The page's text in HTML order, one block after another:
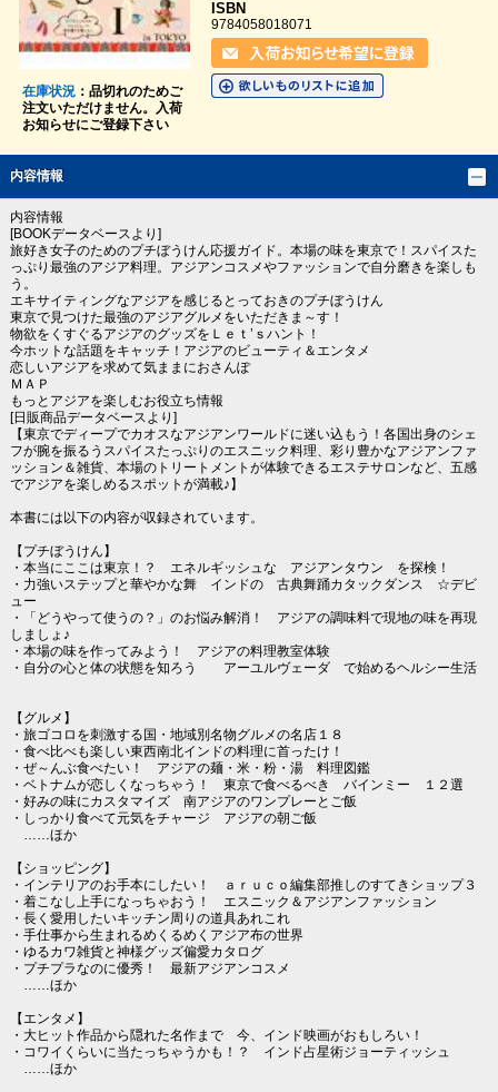
在庫状況：品切れのためご
注文いただけません。入荷
お知らせにご登録下さい
ISBN
9784058018071
内容情報
内容情報
[BOOKデータベースより]
旅好き女子のためのプチぼうけん応援ガイド。本場の味を東京で！スパイスた
っぷり最強のアジア料理。アジアンコスメやファッションで自分磨きを楽しも
う。
エキサイティングなアジアを感じるとっておきのプチぼうけん
東京で見つけた最強のアジアグルメをいただきま～す！
物欲をくすぐるアジアのグッズをＬｅｔ’ｓハント！
今ホットな話題をキャッチ！アジアのビューティ＆エンタメ
恋しいアジアを求めて気ままにおさんぽ
ＭＡＰ
もっとアジアを楽しむお役立ち情報
[日販商品データベースより]
【東京でディープでカオスなアジアンワールドに迷い込もう！各国出身のシェ
フが腕を振るうスパイスたっぷりのエスニック料理、彩り豊かなアジアンファ
ッション＆雑貨、本場のトリートメントが体験できるエステサロンなど、五感
でアジアを楽しめるスポットが満載♪】
本書には以下の内容が収録されています。
【プチぼうけん】
・本当にここは東京！？ エネルギッシュな アジアンタウン を探検！
・力強いステップと華やかな舞 インドの 古典舞踊カタックダンス ☆デビ
ュー
・「どうやって使うの？」のお悩み解消！ アジアの調味料で現地の味を再現
しましょ♪
・本場の味を作ってみよう！ アジアの料理教室体験
・自分の心と体の状態を知ろう アーユルヴェーダ で始めるヘルシー生活
【グルメ】
・旅ゴコロを刺激する国・地域別名物グルメの名店１８
・食べ比べも楽しい東西南北インドの料理に首ったけ！
・ぜ～んぶ食べたい！ アジアの麺・米・粉・湯 料理図鑑
・ベトナムが恋しくなっちゃう！ 東京で食べるべき バインミー １２選
・好みの味にカスタマイズ 南アジアのワンプレーとご飯
・しっかり食べて元気をチャージ アジアの朝ご飯
……ほか
【ショッピング】
・インテリアのお手本にしたい！ ａｒｕｃｏ編集部推しのすてきショップ３
・着こなし上手になっちゃおう！ エスニック＆アジアンファッション
・長く愛用したいキッチン周りの道具あれこれ
・手仕事から生まれるめくるめくアジア布の世界
・ゆるカワ雑貨と神様グッズ偏愛カタログ
・プチプラなのに優秀！ 最新アジアンコスメ
……ほか
【エンタメ】
・大ヒット作品から隠れた名作まで 今、インド映画がおもしろい！
・コワイくらいに当たっちゃうかも！？ インド占星術ジョーティッシュ
……ほか